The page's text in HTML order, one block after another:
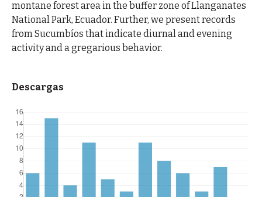
montane forest area in the buffer zone of Llanganates
National Park, Ecuador. Further, we present records
from Sucumbíos that indicate diurnal and evening
activity and a gregarious behavior.
Descargas